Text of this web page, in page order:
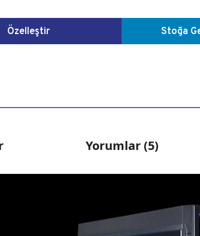
Özelleştir Stoğa
Yorumlar (5)